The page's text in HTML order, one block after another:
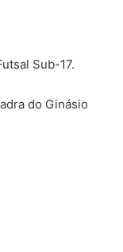
Sub-17.
do Ginásio